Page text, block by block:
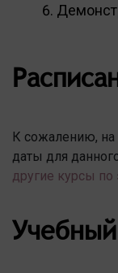
К сожалению, на
даты для
другие курсы по